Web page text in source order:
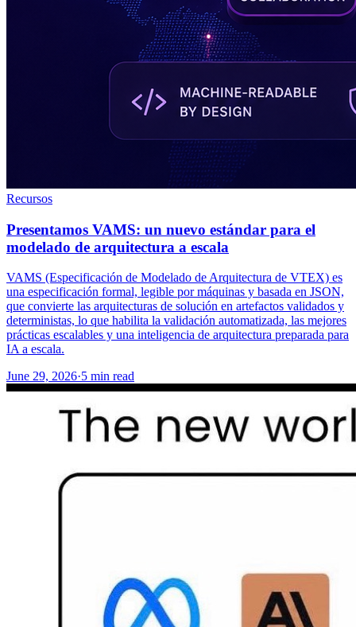
Recursos
Presentamos VAMS: un nuevo estándar para el
modelado de arquitectura a escala
VAMS (Especificación de Modelado de Arquitectura de VTEX) es
una especificación formal, legible por máquinas y basada en JSON,
que convierte las arquitecturas de solución en artefactos validados y
deterministas, lo que habilita la validación automatizada, las mejores
prácticas escalables y una inteligencia de arquitectura preparada para
IA a escala.
June 29, 2026·5 min read